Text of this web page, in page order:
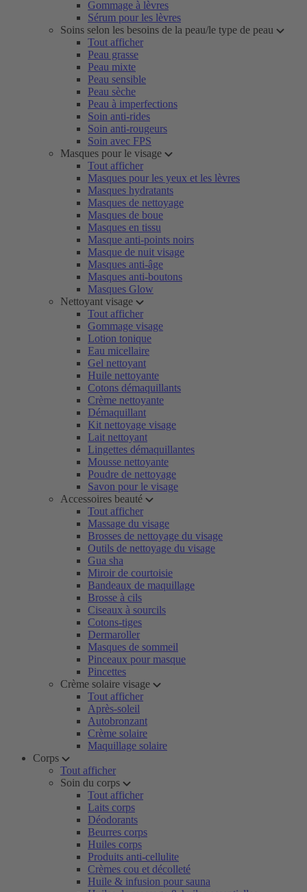
Gommage à lèvres
Sérum pour les lèvres
Soins selon les besoins de la peau/le type de peau
Tout afficher
Peau grasse
Peau mixte
Peau sensible
Peau sèche
Peau à imperfections
Soin anti-rides
Soin anti-rougeurs
Soin avec FPS
Masques pour le visage
Tout afficher
Masques pour les yeux et les lèvres
Masques hydratants
Masques de nettoyage
Masques de boue
Masques en tissu
Masque anti-points noirs
Masque de nuit visage
Masques anti-âge
Masques anti-boutons
Masques Glow
Nettoyant visage
Tout afficher
Gommage visage
Lotion tonique
Eau micellaire
Gel nettoyant
Huile nettoyante
Cotons démaquillants
Crème nettoyante
Démaquillant
Kit nettoyage visage
Lait nettoyant
Lingettes démaquillantes
Mousse nettoyante
Poudre de nettoyage
Savon pour le visage
Accessoires beauté
Tout afficher
Massage du visage
Brosses de nettoyage du visage
Outils de nettoyage du visage
Gua sha
Miroir de courtoisie
Bandeaux de maquillage
Brosse à cils
Ciseaux à sourcils
Cotons-tiges
Dermaroller
Masques de sommeil
Pinceaux pour masque
Pincettes
Crème solaire visage
Tout afficher
Après-soleil
Autobronzant
Crème solaire
Maquillage solaire
Corps
Tout afficher
Soin du corps
Tout afficher
Laits corps
Déodorants
Beurres corps
Huiles corps
Produits anti-cellulite
Crèmes cou et décolleté
Huile & infusion pour sauna